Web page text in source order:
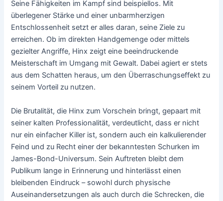
Seine Fähigkeiten im Kampf sind beispiellos. Mit
überlegener Stärke und einer unbarmherzigen
Entschlossenheit setzt er alles daran, seine Ziele zu
erreichen. Ob im direkten Handgemenge oder mittels
gezielter Angriffe, Hinx zeigt eine beeindruckende
Meisterschaft im Umgang mit Gewalt. Dabei agiert er stets
aus dem Schatten heraus, um den Überraschungseffekt zu
seinem Vorteil zu nutzen.
Die Brutalität, die Hinx zum Vorschein bringt, gepaart mit
seiner kalten Professionalität, verdeutlicht, dass er nicht
nur ein einfacher Killer ist, sondern auch ein kalkulierender
Feind und zu Recht einer der bekanntesten Schurken im
James-Bond-Universum. Sein Auftreten bleibt dem
Publikum lange in Erinnerung und hinterlässt einen
bleibenden Eindruck – sowohl durch physische
Auseinandersetzungen als auch durch die Schrecken, die